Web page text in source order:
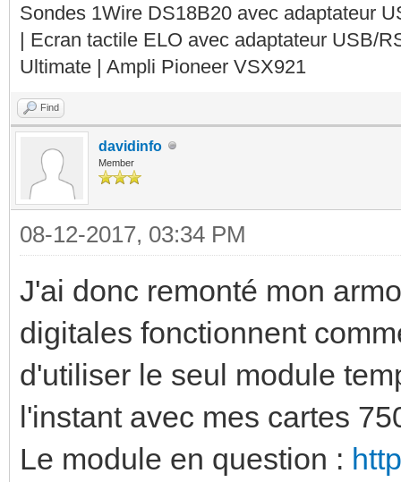
Sondes 1Wire DS18B20 avec adaptateur
| Ecran tactile ELO avec adaptateur USB/
Ultimate | Ampli Pioneer VSX921
Find
davidinfo
Member
08-12-2017, 03:34 PM
J'ai donc remonté mon
digitales fonctionnent
d'utiliser le seul module
l'instant avec mes cartes
Le module en question :